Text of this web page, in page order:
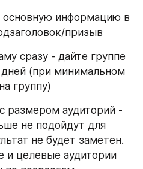
основную информацию в
призыв
сразу - дайте группе
дней (при минимальном
группу)
размером аудиторий -
не подойдут для
не будет заметен.
и целевые аудитории